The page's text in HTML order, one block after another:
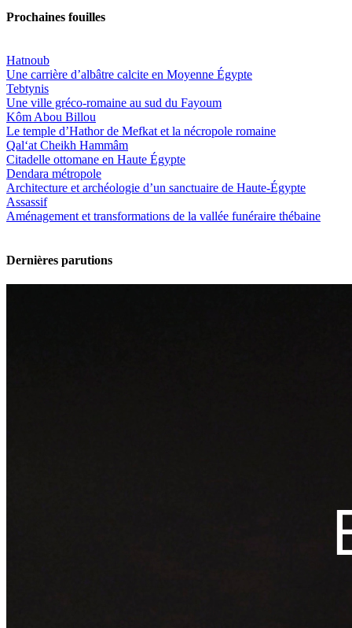
Prochaines fouilles
Hatnoub
Une carrière d’albâtre calcite en Moyenne Égypte
Tebtynis
Une ville gréco-romaine au sud du Fayoum
Kôm Abou Billou
Le temple d’Hathor de Mefkat et la nécropole romaine
Qal‘at Cheikh Hammâm
Citadelle ottomane en Haute Égypte
Dendara métropole
Architecture et archéologie d’un sanctuaire de Haute-Égypte
Assassif
Aménagement et transformations de la vallée funéraire thébaine
Dernières parutions